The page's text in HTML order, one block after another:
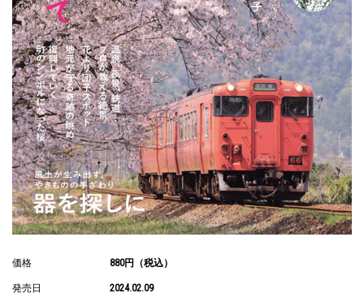
価格 880円（税込）
発売日 2024.02.09